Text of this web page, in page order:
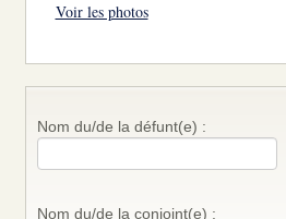
Voir les photos
Nom du/de la défunt(e) :
Nom du/de la conjoint(e) :